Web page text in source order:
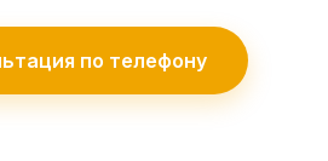
по телефону